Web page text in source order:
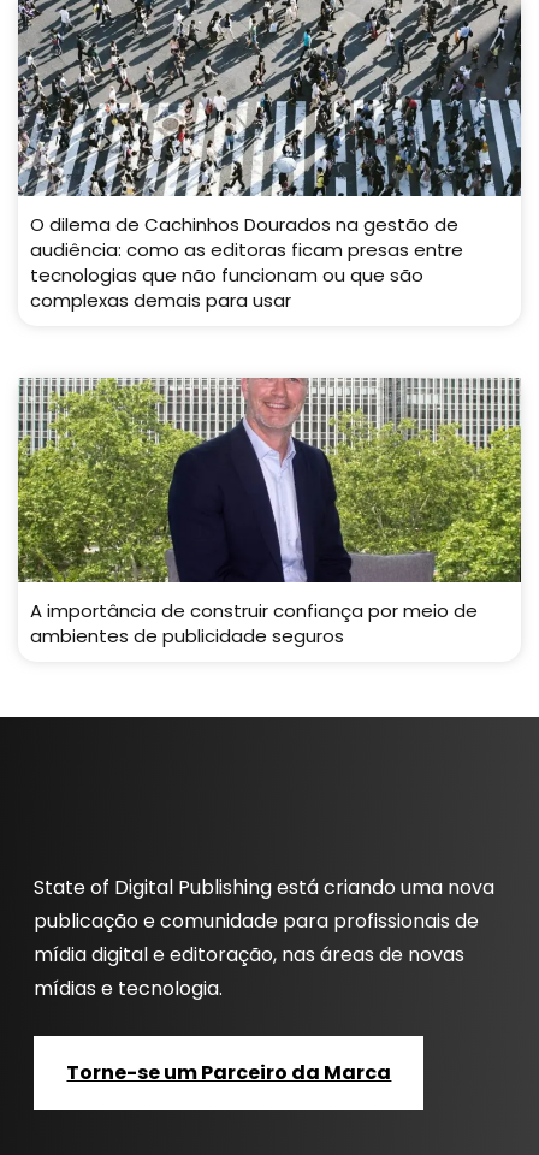
O dilema de Cachinhos Dourados na gestão de
audiência: como as editoras ficam presas entre
tecnologias que não funcionam ou que são
complexas demais para usar
A importância de construir confiança por meio de
ambientes de publicidade seguros
State of Digital Publishing está criando uma nova
publicação e comunidade para profissionais de
mídia digital e editoração, nas áreas de novas
mídias e tecnologia.
Torne-se um Parceiro da Marca